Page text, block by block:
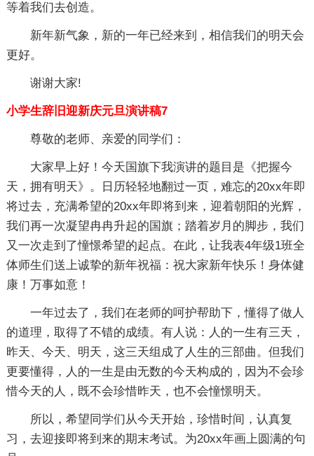
等着我们去创造。
新年新气象，新的一年已经来到，相信我们的明天会
更好。
谢谢大家!
小学生辞旧迎新庆元旦演讲稿7
尊敬的老师、亲爱的同学们：
大家早上好！今天国旗下我演讲的题目是《把握今
天，拥有明天》。日历轻轻地翻过一页，难忘的20xx年即
将过去，充满希望的20xx年即将到来，迎着朝阳的光辉，
我们再一次凝望冉冉升起的国旗；踏着岁月的脚步，我们
又一次走到了憧憬希望的起点。在此，让我表4年级1班全
体师生们送上诚挚的新年祝福：祝大家新年快乐！身体健
康！万事如意！
一年过去了，我们在老师的呵护帮助下，懂得了做人
的道理，取得了不错的成绩。有人说：人的一生有三天，
昨天、今天、明天，这三天组成了人生的三部曲。但我们
更要懂得，人的一生是由无数的今天构成的，因为不会珍
惜今天的人，既不会珍惜昨天，也不会憧憬明天。
所以，希望同学们从今天开始，珍惜时间，认真复
习，去迎接即将到来的期末考试。为20xx年画上圆满的句